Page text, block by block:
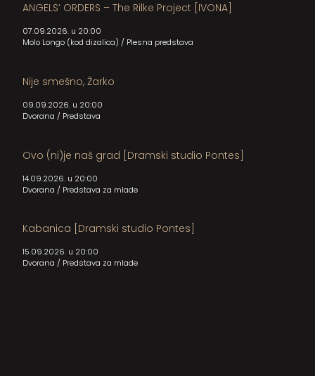
ANGELS’ ORDERS – The Rilke Project [IVONA]
07.09.2026. u 20:00
Molo Longo (kod dizalica) / Plesna predstava
Nije smešno, Žarko
09.09.2026. u 20:00
Dvorana / Predstava
Ovo (ni)je naš grad [Dramski studio Pontes]
14.09.2026. u 20:00
Dvorana / Predstava za mlade
Kabanica [Dramski studio Pontes]
15.09.2026. u 20:00
Dvorana / Predstava za mlade